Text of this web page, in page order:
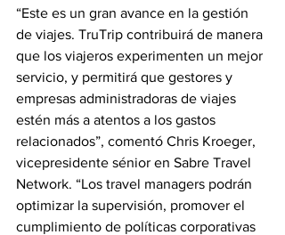
“Este es un gran avance en la gestión
de viajes. TruTrip contribuirá de manera
que los viajeros experimenten un mejor
servicio, y permitirá que gestores y
empresas administradoras de viajes
estén más a atentos a los gastos
relacionados”, comentó Chris Kroeger,
vicepresidente sénior en Sabre Travel
Network. “Los travel managers podrán
optimizar la supervisión, promover el
cumplimiento de políticas corporativas